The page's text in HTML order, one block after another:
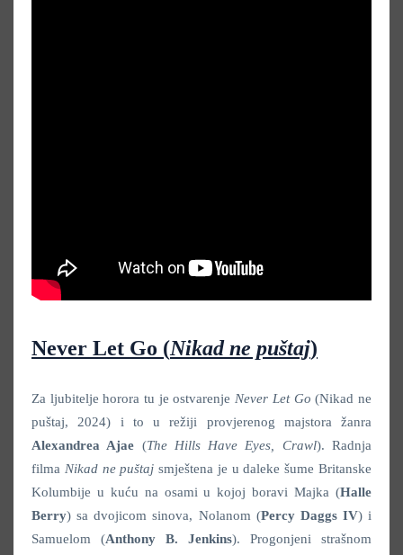
Never Let Go (Nikad ne puštaj)
Za ljubitelje horora tu je ostvarenje Never Let Go(Nikad ne
puštaj, 2024) i to u režiji provjerenog majstora žanra
Alexandrea Ajae (The Hills Have Eyes, Crawl). Radnja
filma Nikad ne puštajsmještena je u daleke šume Britanske
Kolumbije u kuću na osami u kojoj boravi Majka (Halle
Berry) sa dvojicom sinova, Nolanom (Percy Daggs IV) i
Samuelom (Anthony B. Jenkins). Progonjeni strašnom